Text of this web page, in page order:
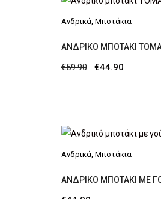
Ανδρικά Μποτάκια
ΑΝΔΡΙΚΌ ΜΠΟΤΆΚΙ
€59.90
Original
€44.90
€44.90.
Ανδρικά Μποτάκια
ΑΝΔΡΙΚΌ ΜΠΟΤΆΚΙ ΜΕ